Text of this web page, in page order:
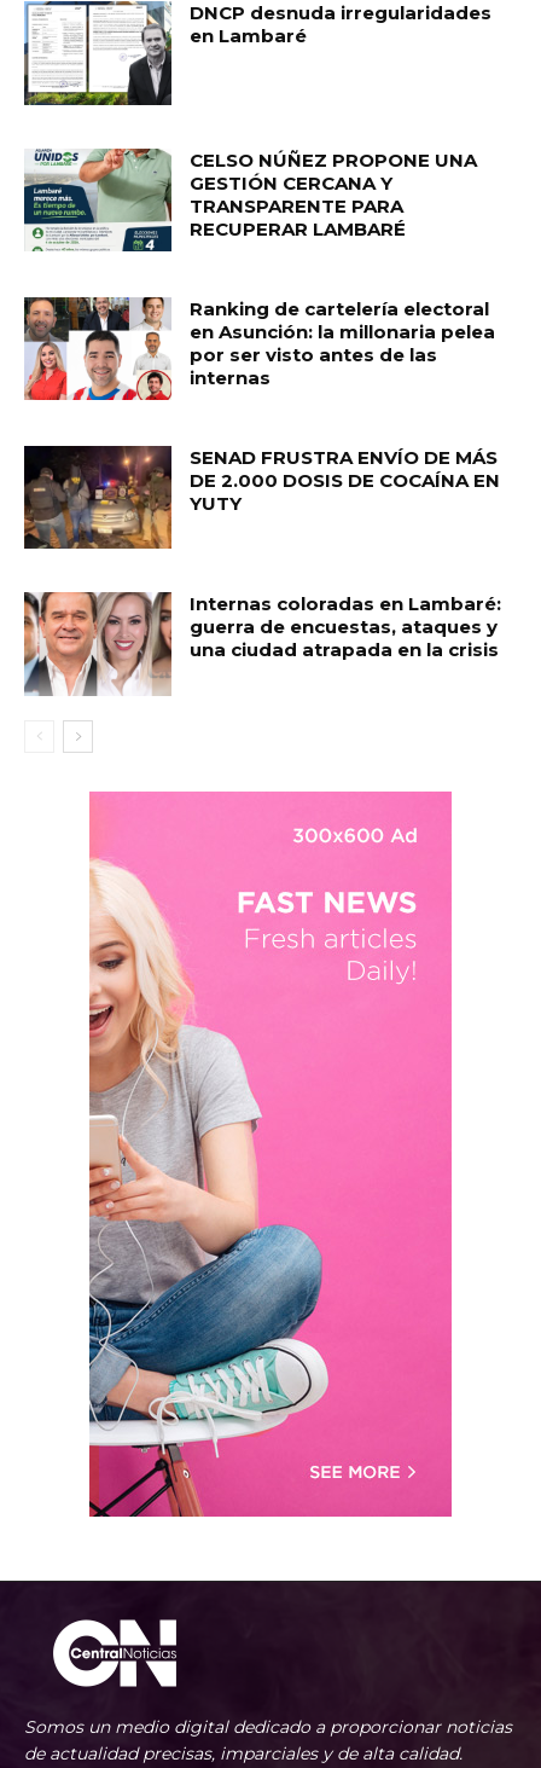
DNCP desnuda irregularidades
en Lambaré
CELSO NÚÑEZ PROPONE UNA
GESTIÓN CERCANA Y
TRANSPARENTE PARA
RECUPERAR LAMBARÉ
Ranking de cartelería electoral
en Asunción: la millonaria pelea
por ser visto antes de las
internas
SENAD FRUSTRA ENVÍO DE MÁS
DE 2.000 DOSIS DE COCAÍNA EN
YUTY
Internas coloradas en Lambaré:
guerra de encuestas, ataques y
una ciudad atrapada en la crisis
Somos un medio digital dedicado a proporcionar noticias
de actualidad precisas, imparciales y de alta calidad.